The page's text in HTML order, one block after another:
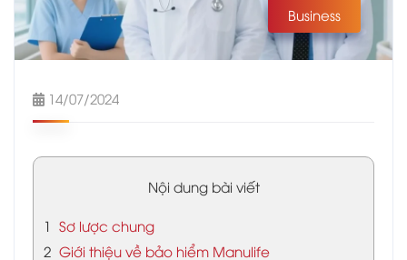
Business
14/07/2024
Nội dung bài viết
1 Sơ lược chung
2 Giới thiệu về bảo hiểm Manulife